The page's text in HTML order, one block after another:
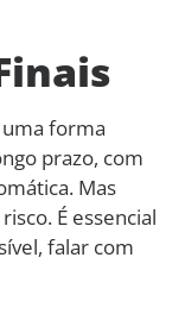
forma
prazo, com
Mas
É essencial
falar com